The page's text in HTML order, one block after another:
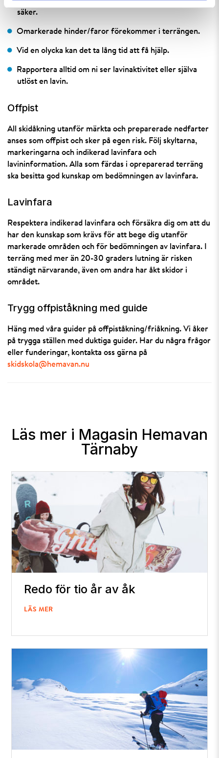
säker.
Omarkerade hinder/faror förekommer i terrängen.
Vid en olycka kan det ta lång tid att få hjälp.
Rapportera alltid om ni ser lavinaktivitet eller själva
utlöst en lavin.
Offpist
All skidåkning utanför märkta och preparerade nedfarter
anses som offpist och sker på egen risk. Följ skyltarna,
markeringarna och indikerad lavinfara och
lavininformation. Alla som färdas i opreparerad terräng
ska besitta god kunskap om bedömningen av lavinfara.
Lavinfara
Respektera indikerad lavinfara och försäkra dig om att du
har den kunskap som krävs för att bege dig utanför
markerade områden och för bedömningen av lavinfara. I
terräng med mer än 20-30 graders lutning är risken
ständigt närvarande, även om andra har åkt skidor i
området.
Trygg offpiståkning med guide
Häng med våra guider på offpiståkning/friåkning. Vi åker
på trygga ställen med duktiga guider. Har du några frågor
eller funderingar, kontakta oss gärna på
skidskola@hemavan.nu
Läs mer i Magasin Hemavan
Tärnaby
Redo för tio år av åk
LÄS MER